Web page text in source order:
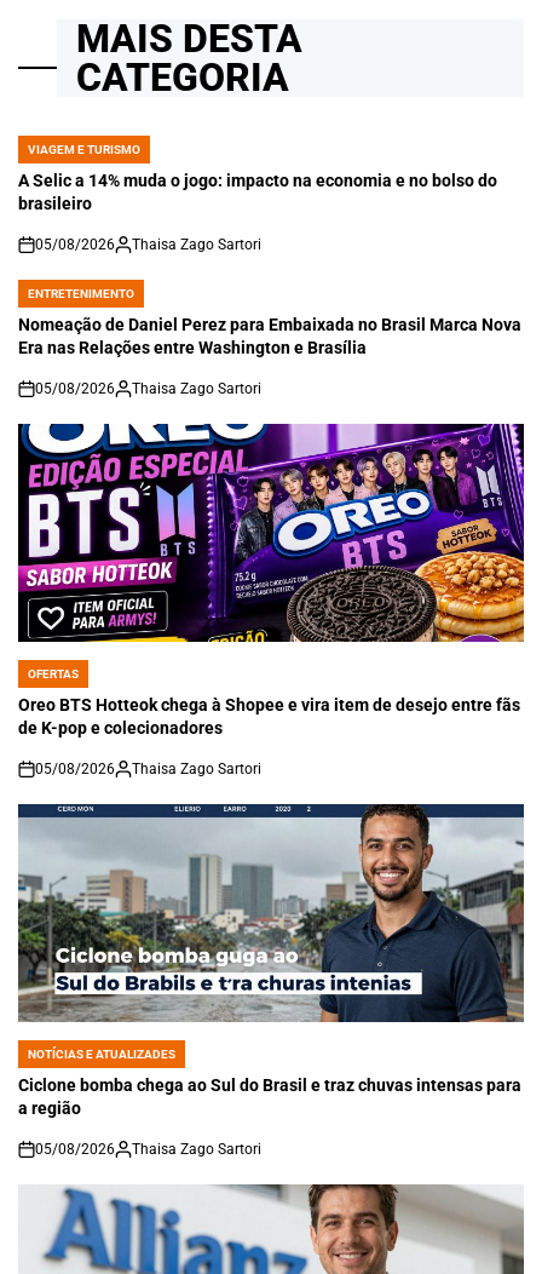
MAIS DESTA
CATEGORIA
POSTED
IN
VIAGEM E TURISMO
A Selic a 14% muda o jogo: impacto na economia e no bolso do
brasileiro
on
05/08/2026 Thaisa Zago Sartori
POSTED
IN
ENTRETENIMENTO
Nomeação de Daniel Perez para Embaixada no Brasil Marca Nova
Era nas Relações entre Washington e Brasília
on
05/08/2026 Thaisa Zago Sartori
POSTED
IN
OFERTAS
Oreo BTS Hotteok chega à Shopee e vira item de desejo entre fãs
de K-pop e colecionadores
on
05/08/2026 Thaisa Zago Sartori
POSTED
IN
NOTÍCIAS E ATUALIZADES
Ciclone bomba chega ao Sul do Brasil e traz chuvas intensas para
a região
on
05/08/2026 Thaisa Zago Sartori